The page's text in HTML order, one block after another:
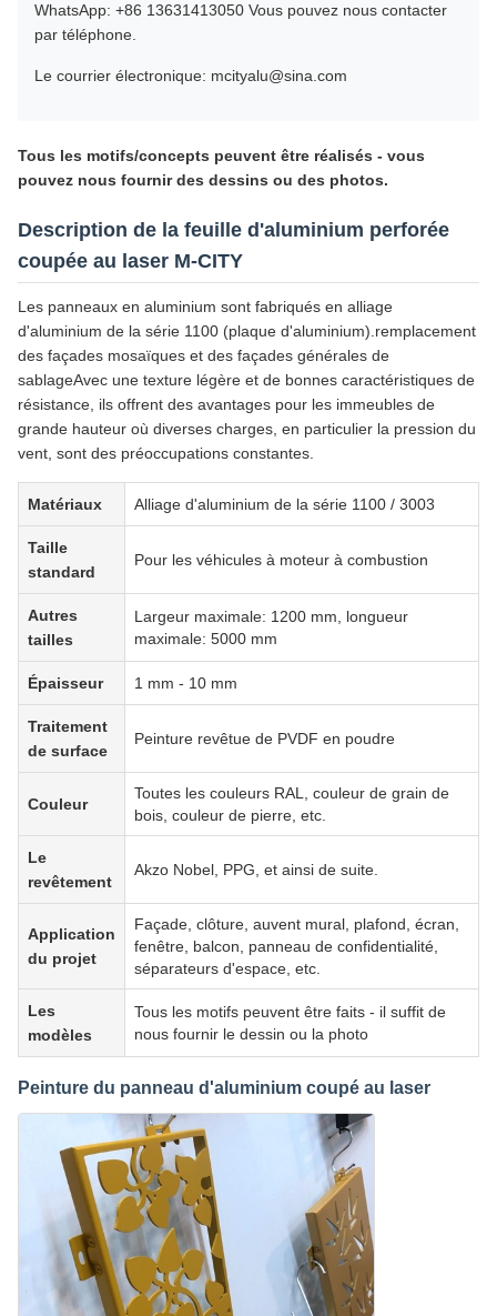
WhatsApp: +86 13631413050 Vous pouvez nous contacter
par téléphone.
Le courrier électronique: mcityalu@sina.com
Tous les motifs/concepts peuvent être réalisés - vous
pouvez nous fournir des dessins ou des photos.
Description de la feuille d'aluminium perforée
coupée au laser M-CITY
Les panneaux en aluminium sont fabriqués en alliage
d'aluminium de la série 1100 (plaque d'aluminium).remplacement
des façades mosaïques et des façades générales de
sablageAvec une texture légère et de bonnes caractéristiques de
résistance, ils offrent des avantages pour les immeubles de
grande hauteur où diverses charges, en particulier la pression du
vent, sont des préoccupations constantes.
Matériaux Alliage d'aluminium de la série 1100 / 3003
Taille
standard
Pour les véhicules à moteur à combustion
Autres
tailles
Largeur maximale: 1200 mm, longueur
maximale: 5000 mm
Épaisseur 1 mm - 10 mm
Traitement
de surface
Peinture revêtue de PVDF en poudre
Couleur
Toutes les couleurs RAL, couleur de grain de
bois, couleur de pierre, etc.
Le
revêtement
Akzo Nobel, PPG, et ainsi de suite.
Application
du projet
Façade, clôture, auvent mural, plafond, écran,
fenêtre, balcon, panneau de confidentialité,
séparateurs d'espace, etc.
Les
modèles
Tous les motifs peuvent être faits - il suffit de
nous fournir le dessin ou la photo
Peinture du panneau d'aluminium coupé au laser